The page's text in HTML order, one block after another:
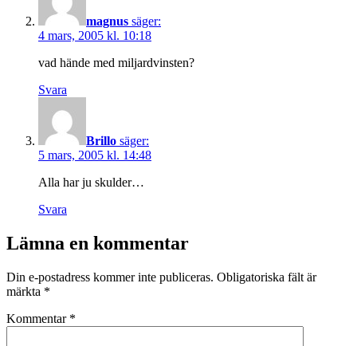
magnus säger:
4 mars, 2005 kl. 10:18
vad hände med miljardvinsten?
Svara
Brillo säger:
5 mars, 2005 kl. 14:48
Alla har ju skulder…
Svara
Lämna en kommentar
Din e-postadress kommer inte publiceras. Obligatoriska fält är
märkta *
Kommentar *